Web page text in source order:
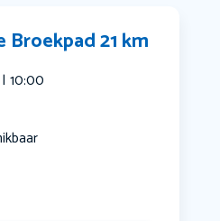
21 km
10:00